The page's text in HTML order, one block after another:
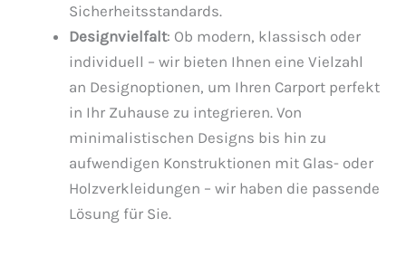
Sicherheitsstandards.
Designvielfalt: Ob modern, klassisch oder
individuell – wir bieten Ihnen eine Vielzahl
an Designoptionen, um Ihren Carport perfekt
in Ihr Zuhause zu integrieren. Von
minimalistischen Designs bis hin zu
aufwendigen Konstruktionen mit Glas- oder
Holzverkleidungen – wir haben die passende
Lösung für Sie.